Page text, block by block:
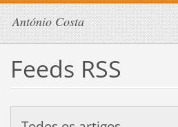
António Costa
Feeds RSS